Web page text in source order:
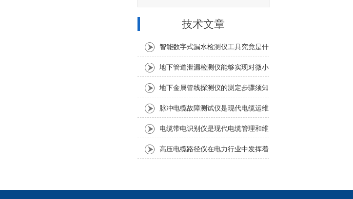
技术文章
智能数字式漏水检测仪工具究竟是什
么？ 地下管道泄漏检测仪能够实现对微小
泄漏的准确定位
地下金属管线探测仪的测定步骤须知
脉冲电缆故障测试仪是现代电缆运维
中不可少的工具
电缆带电识别仪是现代电缆管理和维
护中不可少的重要工具
高压电缆路径仪在电力行业中发挥着